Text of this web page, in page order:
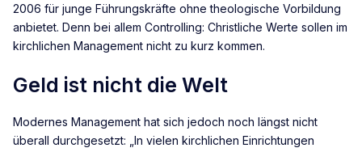
2006 für junge Führungskräfte ohne theologische Vorbildung
anbietet. Denn bei allem Controlling: Christliche Werte sollen im
kirchlichen Management nicht zu kurz kommen.
Geld ist nicht die Welt
Modernes Management hat sich jedoch noch längst nicht
überall durchgesetzt: „In vielen kirchlichen Einrichtungen